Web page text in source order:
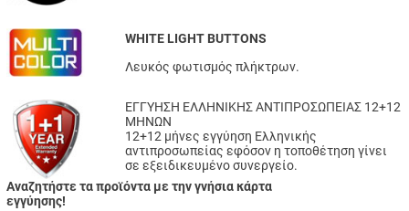
WHITE LIGHT BUTTONS
Λευκός φωτισμός πλήκτρων.
ΕΓΓΥΗΣΗ ΕΛΛΗΝΙΚΗΣ ΑΝΤΙΠΡΟΣΩΠΕΙΑΣ 12+12
ΜΗΝΩΝ
12+12 μήνες εγγύηση Ελληνικής
αντιπροσωπείας εφόσον η τοποθέτηση γίνει
σε εξειδικευμένο συνεργείο.
Αναζητήστε τα προϊόντα με την γνήσια κάρτα
εγγύησης!